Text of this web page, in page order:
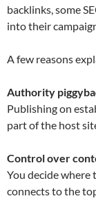
backlinks, some
into their
A few reasons
Authority
Publishing on
part of the host
Control over
You decide
connects to the